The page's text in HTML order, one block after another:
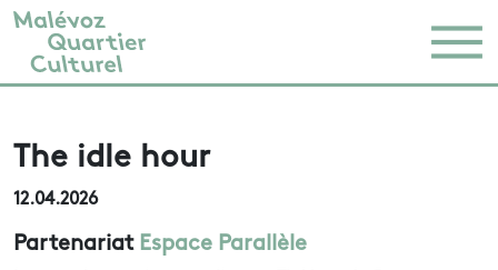
The idle hour
12.04.2026
Partenariat Espace Parallèle